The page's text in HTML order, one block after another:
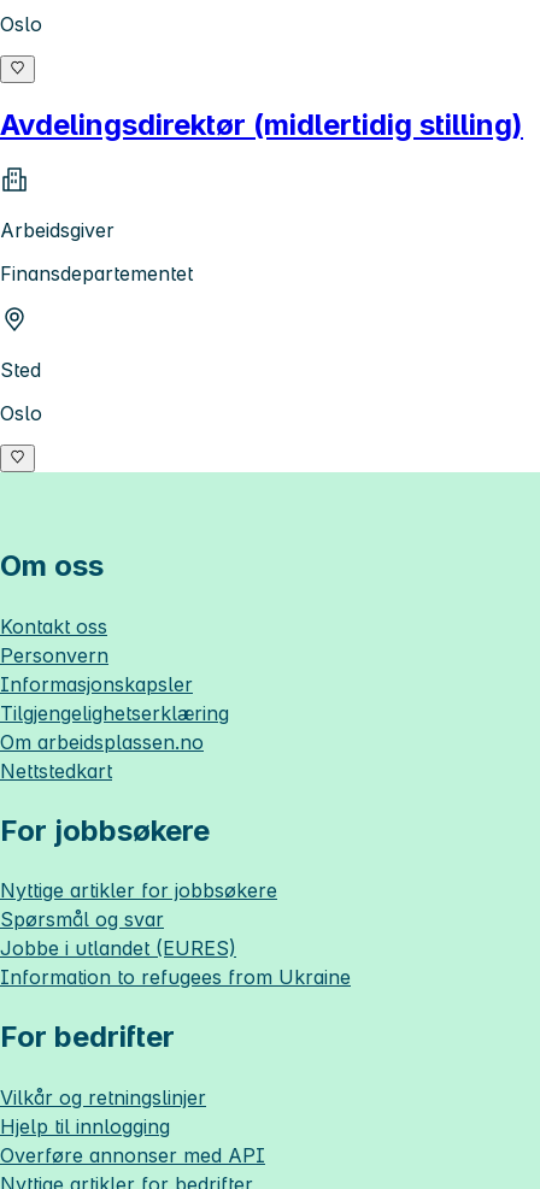
Oslo
Avdelingsdirektør (midlertidig stilling)
Arbeidsgiver
Finansdepartementet
Sted
Oslo
Om oss
Kontakt oss
Personvern
Informasjonskapsler
Tilgjengelighetserklæring
Om arbeidsplassen.no
Nettstedkart
For jobbsøkere
Nyttige artikler for jobbsøkere
Spørsmål og svar
Jobbe i utlandet (EURES)
Information to refugees from Ukraine
For bedrifter
Vilkår og retningslinjer
Hjelp til innlogging
Overføre annonser med API